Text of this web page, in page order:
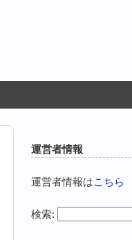
運営者情報
運営者情報はこちら
検索: